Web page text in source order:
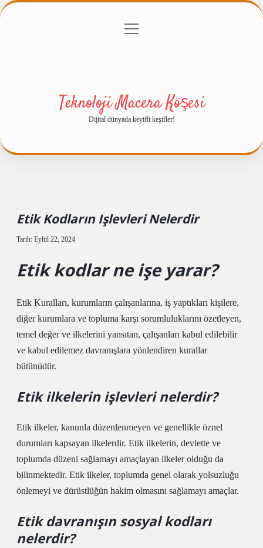
Gizlilik Politikası
menüyü
Teknoloji Macera Köşesi
Dijital dünyada keyifli keşifler!
Etik Kodların Işlevleri Nelerdir
Tarih: Eylül 22, 2024
Etik kodlar ne işe yarar?
Etik Kuralları, kurumların çalışanlarına, iş yaptıkları kişilere,
diğer kurumlara ve topluma karşı sorumluluklarını özetleyen,
temel değer ve ilkelerini yansıtan, çalışanları kabul edilebilir
ve kabul edilemez davranışlara yönlendiren kurallar
bütünüdür.
Etik ilkelerin işlevleri nelerdir?
Etik ilkeler, kanunla düzenlenmeyen ve genellikle öznel
durumları kapsayan ilkelerdir. Etik ilkelerin, devlette ve
toplumda düzeni sağlamayı amaçlayan ilkeler olduğu da
bilinmektedir. Etik ilkeler, toplumda genel olarak yolsuzluğu
önlemeyi ve dürüstlüğün hakim olmasını sağlamayı amaçlar.
Etik davranışın sosyal kodları
nelerdir?